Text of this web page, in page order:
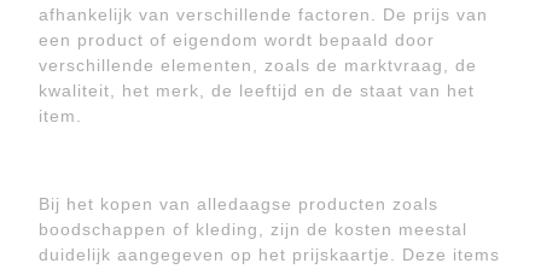
afhankelijk van verschillende factoren. De prijs van
een product of eigendom wordt bepaald door
verschillende elementen, zoals de marktvraag, de
kwaliteit, het merk, de leeftijd en de staat van het
item.
Bij het kopen van alledaagse producten zoals
boodschappen of kleding, zijn de kosten meestal
duidelijk aangegeven op het prijskaartje. Deze items